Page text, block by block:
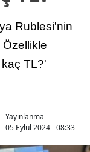
Rublesi'nin
TL?'
Yayınlanma
05 Eylül 2024 - 08:33